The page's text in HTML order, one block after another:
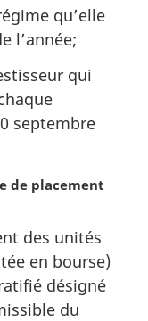
qu’elle
l’année;
qui
septembre
de placement
des unités
en bourse)
désigné
du